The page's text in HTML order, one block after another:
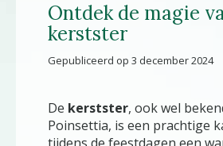
Ontdek de magie
kerstster
Gepubliceerd op 3 december 2024
De kerstster, ook wel
Poinsettia, is een prachtige